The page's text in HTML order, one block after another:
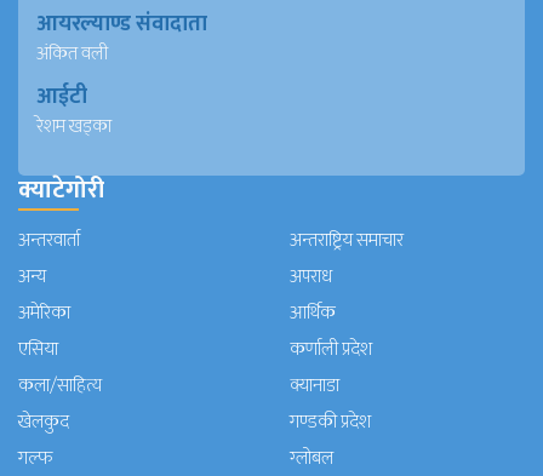
आयरल्याण्ड संवादाता
अंकित वली
आईटी
रेशम खड्का
क्याटेगोरी
अन्तरवार्ता
अन्तराष्ट्रिय समाचार
अन्य
अपराध
अमेरिका
आर्थिक
एसिया
कर्णाली प्रदेश
कला/साहित्य
क्यानाडा
खेलकुद
गण्डकी प्रदेश
गल्फ
ग्लोबल